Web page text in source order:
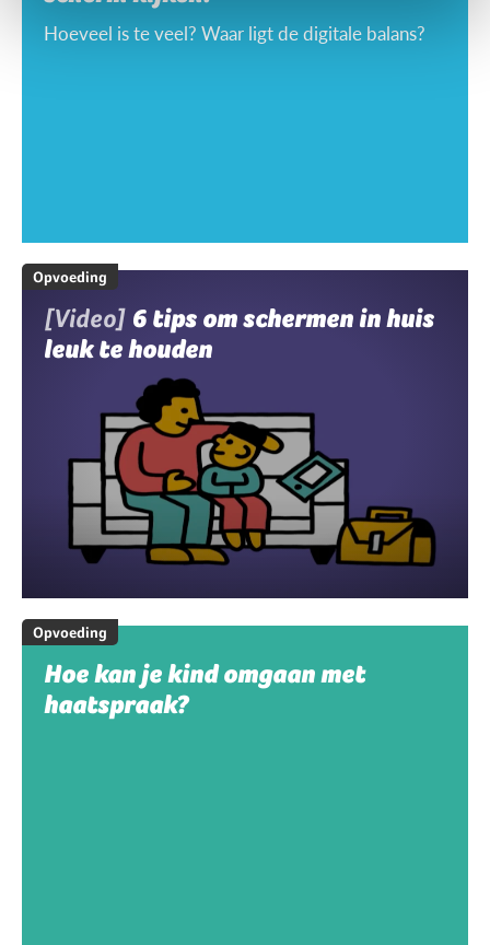
Hoeveel is te veel? Waar ligt de digitale balans?
Opvoeding
[Video] 6 tips om schermen in huis
leuk te houden
Opvoeding
Hoe kan je kind omgaan met
haatspraak?